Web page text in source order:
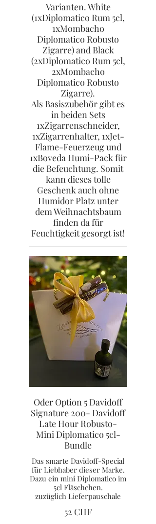
Varianten. White
(1xDiplomatico Rum 5cl,
1xMombacho
Diplomatico Robusto
Zigarre) and Black
(2xDiplomatico Rum 5cl,
2xMombacho
Diplomatico Robusto
Zigarre).
Als Basiszubehör gibt es
in beiden Sets
1xZigarrenschneider,
1xZigarrenhalter, 1xJet-
Flame-Feuerzeug und
1xBoveda Humi-Pack für
die Befeuchtung. Somit
kann dieses tolle
Geschenk auch ohne
Humidor Platz unter
dem Weihnachtsbaum
finden da für
Feuchtigkeit gesorgt ist!
Oder Option 5 Davidoff
Signature 200- Davidoff
Late Hour Robusto-
Mini Diplomatico 5cl-
Bundle
Das smarte Davidoff-Special
für Liebhaber dieser Marke.
Dazu ein mini Diplomatico im
5cl Fläschchen.
zuzüglich Lieferpauschale
52 CHF